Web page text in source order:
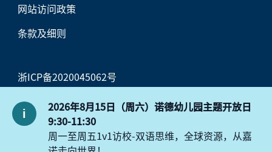
2026年8月15日（周六）诺德幼儿园主题开放日
9:30-11:30
周一至周五1v1访校-双语思维，全球资源，从嘉
网站访问政策
条款及细则
浙ICP备2020045062号
浙公网安备33049802000570号